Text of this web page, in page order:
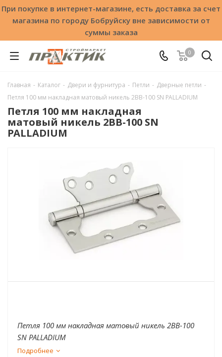
При покупке в интернет-магазине, есть доставка за счет
магазина по городу Бобруйску вне зависимости от
суммы заказа
0
Главная - Каталог - Двери и фурнитура - Петли - Дверные петли -
Петля 100 мм накладная матовый никель 2BB-100 SN PALLADIUM
Петля 100 мм накладная
матовый никель 2BB-100 SN
PALLADIUM
Петля 100 мм накладная матовый никель 2BB-100
SN PALLADIUM
Подробнее